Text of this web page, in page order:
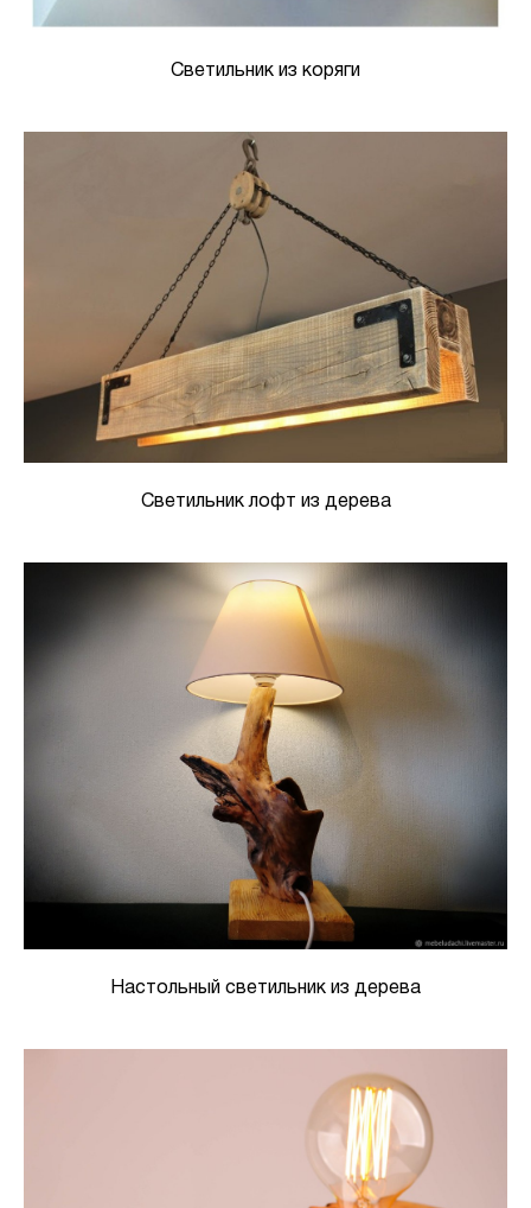
Светильник из коряги
Светильник лофт из дерева
Настольный светильник из дерева